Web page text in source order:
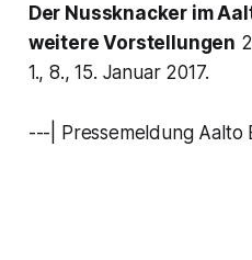
Der Nussknacker im
weitere Vorstellungen
1., 8., 15. Januar 2017.
---| Pressemeldung Aalto